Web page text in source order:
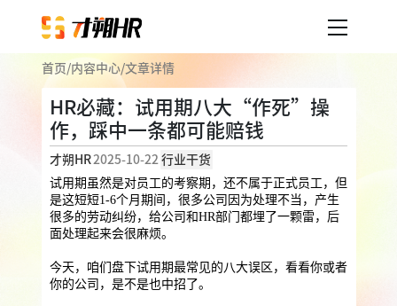
企业人事外包
用工外包
业务外包 岗位外包
员工福利
服务案例
内容中心
关于才朔
首页/内容中心/文章详情
HR必藏：试用期八大“作死”操
作，踩中一条都可能赔钱
才朔HR2025-10-22 行业干货
试用期虽然是对员工的考察期，还不属于正式员工，但
是这短短1-6个月期间，很多公司因为处理不当，产生
很多的劳动纠纷，给公司和HR部门都埋了一颗雷，后
面处理起来会很麻烦。
今天，咱们盘下试用期最常见的八大误区，看看你或者
你的公司，是不是也中招了。